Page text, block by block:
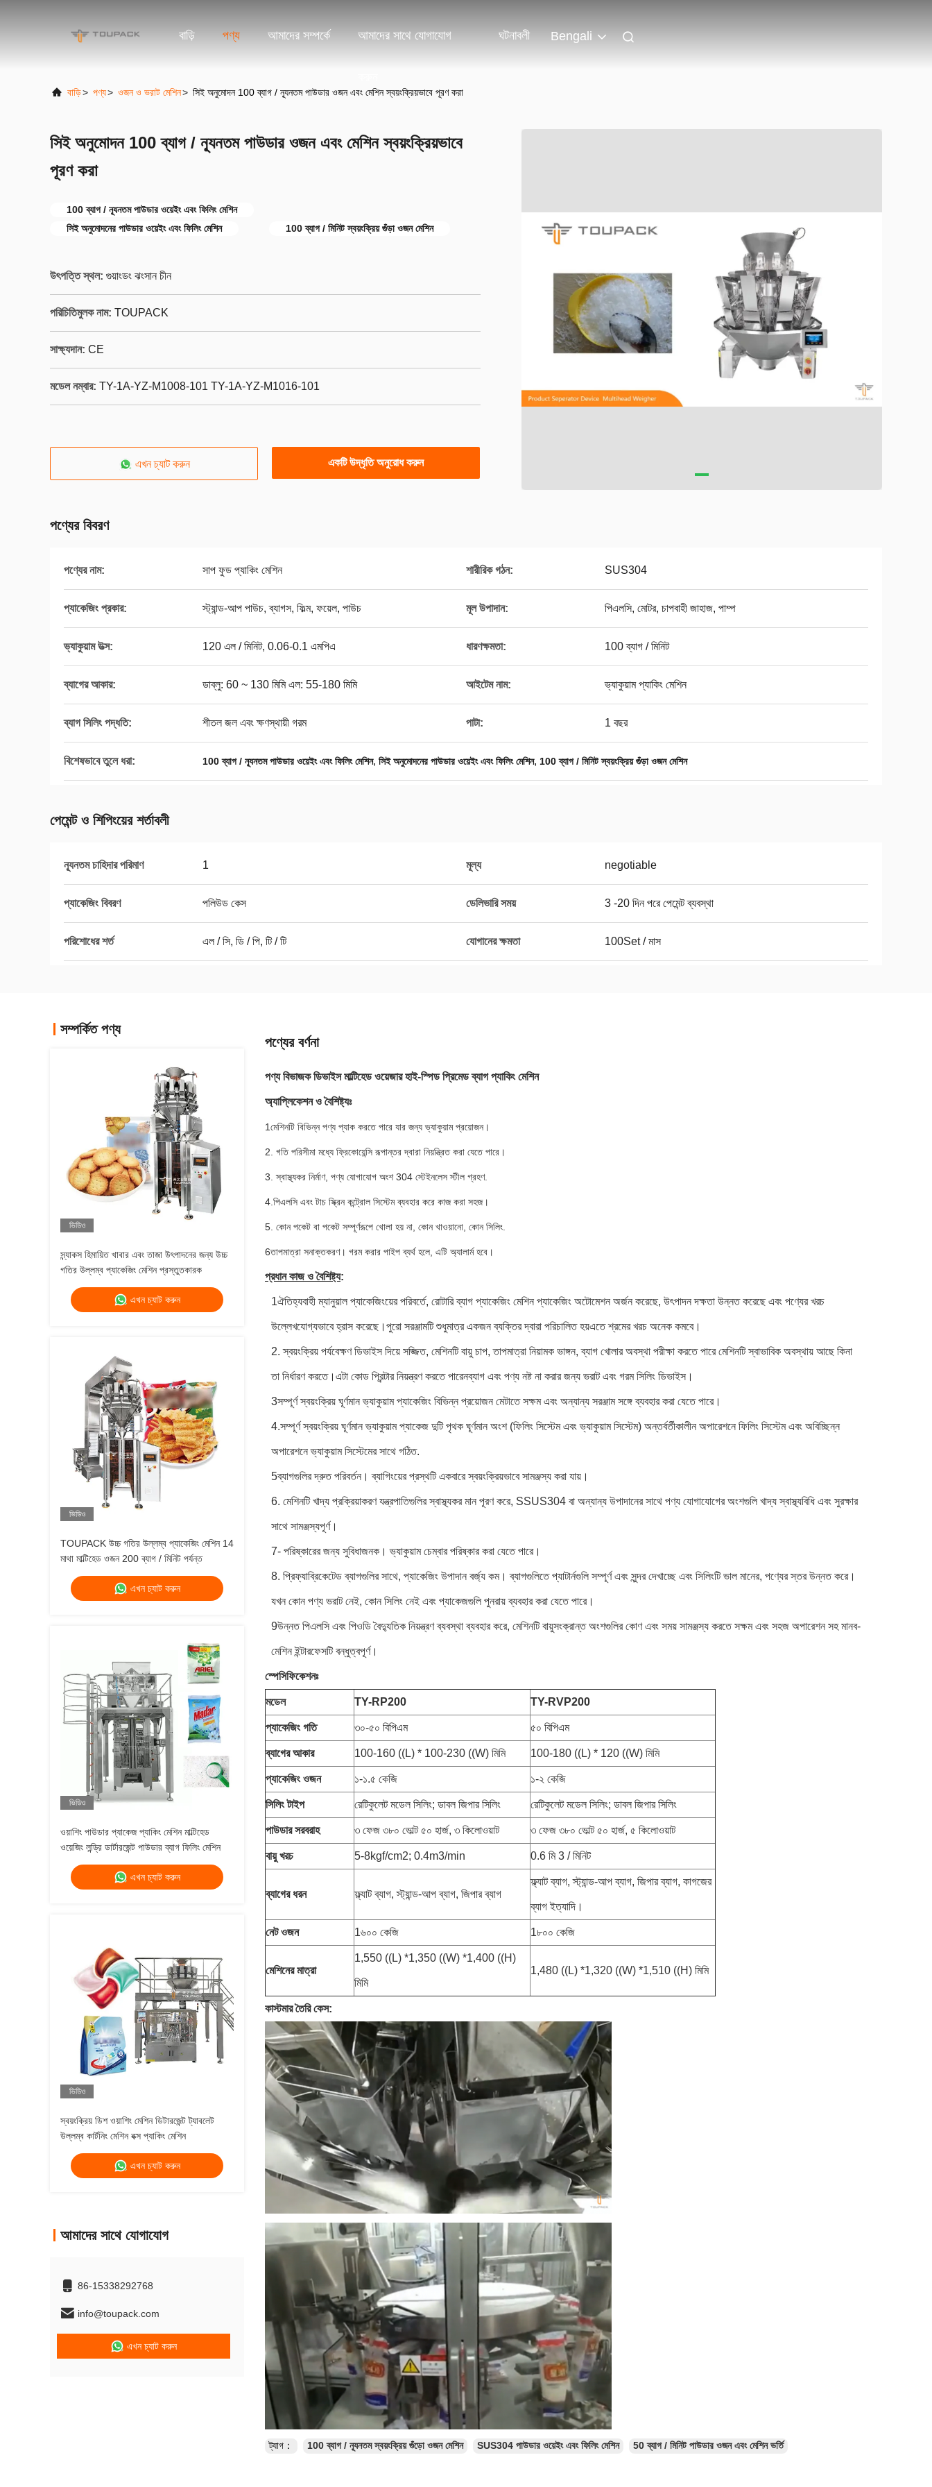
বাড়ি পণ্য আমাদের সম্পর্কে আমাদের সাথে যোগাযোগ ঘটনাবলী Bengali
বাড়ি> পণ্য> ওজন ও ভরাট মেশিন> সিই অনুমোদন 100 ব্যাগ / ন্যূনতম পাউডার ওজন এবং মেশিন স্বয়ংক্রিয়ভাবে পূরণ করা
সিই অনুমোদন 100 ব্যাগ / ন্যূনতম পাউডার ওজন এবং মেশিন স্বয়ংক্রিয়ভাবে
পূরণ করা
100 ব্যাগ / ন্যূনতম পাউডার ওয়েইং এবং ফিলিং মেশিন
সিই অনুমোদনের পাউডার ওয়েইং এবং ফিলিং মেশিন
100 ব্যাগ / মিনিট স্বয়ংক্রিয় গুঁড়া ওজন মেশিন
উৎপত্তি স্থল: গুয়াংডং ঝংসান চীন
পরিচিতিমুলক নাম: TOUPACK
সাক্ষ্যদান: CE
মডেল নম্বার: TY-1A-YZ-M1008-101 TY-1A-YZ-M1016-101
এখন চ্যাট করুন একটি উদ্ধৃতি অনুরোধ করুন
পণ্যের বিবরণ
পণ্যের নাম: সাপ ফুড প্যাকিং মেশিন শারীরিক গঠন: SUS304
প্যাকেজিং প্রকার: স্ট্যান্ড-আপ পাউচ, ব্যাগস, ফিল্ম, ফয়েল, পাউচ মূল উপাদান: পিএলসি, মোটর, চাপবাহী জাহাজ, পাম্প
ভ্যাকুয়াম উত্স: 120 এল / মিনিট, 0.06-0.1 এমপিএ ধারণক্ষমতা: 100 ব্যাগ / মিনিট
ব্যাগের আকার: ডাব্লু: 60 ~ 130 মিমি এল: 55-180 মিমি আইটেম নাম: ভ্যাকুয়াম প্যাকিং মেশিন
ব্যাগ সিলিং পদ্ধতি: শীতল জল এবং ক্ষণস্থায়ী গরম পাটা: 1 বছর
বিশেষভাবে তুলে ধরা: 100 ব্যাগ / ন্যূনতম পাউডার ওয়েইং এবং ফিলিং মেশিন, সিই অনুমোদনের পাউডার ওয়েইং এবং ফিলিং মেশিন, 100 ব্যাগ / মিনিট স্বয়ংক্রিয় গুঁড়া ওজন মেশিন
পেমেন্ট ও শিপিংয়ের শর্তাবলী
ন্যূনতম চাহিদার পরিমাণ 1 মূল্য negotiable
প্যাকেজিং বিবরণ পলিউড কেস ডেলিভারি সময় 3 -20 দিন পরে পেমেন্ট ব্যবস্থা
পরিশোধের শর্ত এল / সি, ডি / পি, টি / টি যোগানের ক্ষমতা 100Set / মাস
সম্পর্কিত পণ্য
ভিডিও
স্ন্যাকস হিমায়িত খাবার এবং তাজা উৎপাদনের জন্য উচ্চ
গতির উল্লম্ব প্যাকেজিং মেশিন প্রস্তুতকারক
এখন চ্যাট করুন
ভিডিও
TOUPACK উচ্চ গতির উল্লম্ব প্যাকেজিং মেশিন 14
মাথা মাল্টিহেড ওজন 200 ব্যাগ / মিনিট পর্যন্ত
এখন চ্যাট করুন
ভিডিও
ওয়াশিং পাউডার প্যাকেজ প্যাকিং মেশিন মাল্টিহেড
ওয়েজিং লন্ড্রি ডার্টারজেন্ট পাউডার ব্যাগ ফিলিং মেশিন
এখন চ্যাট করুন
ভিডিও
স্বয়ংক্রিয় ডিশ ওয়াশিং মেশিন ডিটারজেন্ট ট্যাবলেট
উল্লম্ব কার্টনিং মেশিন বক্স প্যাকিং মেশিন
এখন চ্যাট করুন
আমাদের সাথে যোগাযোগ
86-15338292768
info@toupack.com
এখন চ্যাট করুন
পণ্যের বর্ণনা
পণ্য বিভাজক ডিভাইস মাল্টিহেড ওয়েজার হাই-স্পিড প্রিমেড ব্যাগ প্যাকিং মেশিন
অ্যাপ্লিকেশন ও বৈশিষ্ট্যঃ
1মেশিনটি বিভিন্ন পণ্য প্যাক করতে পারে যার জন্য ভ্যাকুয়াম প্রয়োজন।
2. গতি পরিসীমা মধ্যে ফ্রিকোয়েন্সি রূপান্তর দ্বারা নিয়ন্ত্রিত করা যেতে পারে।
3. স্বাস্থ্যকর নির্মাণ, পণ্য যোগাযোগ অংশ 304 স্টেইনলেস স্টীল গ্রহণ.
4.পিএলসি এবং টাচ স্ক্রিন কন্ট্রোল সিস্টেম ব্যবহার করে কাজ করা সহজ।
5. কোন পকেট বা পকেট সম্পূর্ণরূপে খোলা হয় না, কোন খাওয়ানো, কোন সিলিং.
6তাপমাত্রা সনাক্তকরণ। গরম করার পাইপ ব্যর্থ হলে, এটি অ্যালার্ম হবে।
প্রধান কাজ ও বৈশিষ্ট্য:
1ঐতিহ্যবাহী ম্যানুয়াল প্যাকেজিংয়ের পরিবর্তে, রোটারি ব্যাগ প্যাকেজিং মেশিন প্যাকেজিং অটোমেশন অর্জন করেছে, উৎপাদন দক্ষতা উন্নত করেছে এবং পণ্যের খরচ
উল্লেখযোগ্যভাবে হ্রাস করেছে।পুরো সরঞ্জামটি শুধুমাত্র একজন ব্যক্তির দ্বারা পরিচালিত হয়এতে শ্রমের খরচ অনেক কমবে।
2. স্বয়ংক্রিয় পর্যবেক্ষণ ডিভাইস দিয়ে সজ্জিত, মেশিনটি বায়ু চাপ, তাপমাত্রা নিয়ামক ভাঙ্গন, ব্যাগ খোলার অবস্থা পরীক্ষা করতে পারে মেশিনটি স্বাভাবিক অবস্থায় আছে কিনা
তা নির্ধারণ করতে।এটা কোড প্রিন্টার নিয়ন্ত্রণ করতে পারেনব্যাগ এবং পণ্য নষ্ট না করার জন্য ভরাট এবং গরম সিলিং ডিভাইস।
3সম্পূর্ণ স্বয়ংক্রিয় ঘূর্ণমান ভ্যাকুয়াম প্যাকেজিং বিভিন্ন প্রয়োজন মেটাতে সক্ষম এবং অন্যান্য সরঞ্জাম সঙ্গে ব্যবহার করা যেতে পারে।
4.সম্পূর্ণ স্বয়ংক্রিয় ঘূর্ণমান ভ্যাকুয়াম প্যাকেজ দুটি পৃথক ঘূর্ণমান অংশ (ফিলিং সিস্টেম এবং ভ্যাকুয়াম সিস্টেম) অন্তর্বর্তীকালীন অপারেশনে ফিলিং সিস্টেম এবং অবিচ্ছিন্ন
অপারেশনে ভ্যাকুয়াম সিস্টেমের সাথে গঠিত.
5ব্যাগগুলির দ্রুত পরিবর্তন। ব্যাগিংয়ের প্রস্থটি একবারে স্বয়ংক্রিয়ভাবে সামঞ্জস্য করা যায়।
6. মেশিনটি খাদ্য প্রক্রিয়াকরণ যন্ত্রপাতিগুলির স্বাস্থ্যকর মান পূরণ করে, SSUS304 বা অন্যান্য উপাদানের সাথে পণ্য যোগাযোগের অংশগুলি খাদ্য স্বাস্থ্যবিধি এবং সুরক্ষার
সাথে সামঞ্জস্যপূর্ণ।
7- পরিষ্কারের জন্য সুবিধাজনক। ভ্যাকুয়াম চেম্বার পরিষ্কার করা যেতে পারে।
8. প্রিফ্যাব্রিকেটেড ব্যাগগুলির সাথে, প্যাকেজিং উপাদান বর্জ্য কম। ব্যাগগুলিতে প্যাটার্নগুলি সম্পূর্ণ এবং সুন্দর দেখাচ্ছে এবং সিলিংটি ভাল মানের, পণ্যের স্তর উন্নত করে।
যখন কোন পণ্য ভরাট নেই, কোন সিলিং নেই এবং প্যাকেজগুলি পুনরায় ব্যবহার করা যেতে পারে।
9উন্নত পিএলসি এবং পিওডি বৈদ্যুতিক নিয়ন্ত্রণ ব্যবস্থা ব্যবহার করে, মেশিনটি বায়ুসংক্রান্ত অংশগুলির কোণ এবং সময় সামঞ্জস্য করতে সক্ষম এবং সহজ অপারেশন সহ মানব-
মেশিন ইন্টারফেসটি বন্ধুত্বপূর্ণ।
স্পেসিফিকেশনঃ
মডেল TY-RP200 TY-RVP200
প্যাকেজিং গতি ৩০-৫০ বিপিএম ৫০ বিপিএম
ব্যাগের আকার 100-160 ((L) * 100-230 ((W) মিমি 100-180 ((L) * 120 ((W) মিমি
প্যাকেজিং ওজন ১-১.৫ কেজি ১-২ কেজি
সিলিং টাইপ রেটিকুলেট মডেল সিলিং; ডাবল জিপার সিলিং রেটিকুলেট মডেল সিলিং; ডাবল জিপার সিলিং
পাউডার সরবরাহ ৩ ফেজ ৩৮০ ভোল্ট ৫০ হার্জ, ৩ কিলোওয়াট ৩ ফেজ ৩৮০ ভোল্ট ৫০ হার্জ, ৫ কিলোওয়াট
বায়ু খরচ 5-8kgf/cm2; 0.4m3/min 0.6 মি 3 / মিনিট
ব্যাগের ধরন ফ্ল্যাট ব্যাগ, স্ট্যান্ড-আপ ব্যাগ, জিপার ব্যাগ
ফ্ল্যাট ব্যাগ, স্ট্যান্ড-আপ ব্যাগ, জিপার ব্যাগ, কাগজের
ব্যাগ ইত্যাদি।
নেট ওজন 1৬০০ কেজি 1৮০০ কেজি
মেশিনের মাত্রা
1,550 ((L) *1,350 ((W) *1,400 ((H)
মিমি
1,480 ((L) *1,320 ((W) *1,510 ((H) মিমি
কাস্টমার তৈরি কেস:
ট্যাগ： 100 ব্যাগ / ন্যূনতম স্বয়ংক্রিয় গুঁড়ো ওজন মেশিন SUS304 পাউডার ওয়েইং এবং ফিলিং মেশিন 50 ব্যাগ / মিনিট পাউডার ওজন এবং মেশিন ভর্তি